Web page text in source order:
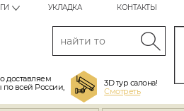
УКЛАДКА КОНТАКТЫ
доставляем
по всей России,
3D тур салона!
Смотреть